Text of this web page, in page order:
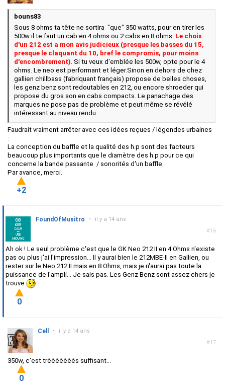
bouns83
Sous 8 ohms ta tête ne sortira "que" 350 watts, pour en tirer les
500w il te faut un cab en 4 ohms ou 2 cabs en 8 ohms. Le choix
d'un 212 est a mon avis judicieux (presque les basses du 15,
presque le claquant du 10, bref le compromis, pour moins
d'encombrement). Si tu veux d'emblée les 500w, opte pour le 4
ohms. Le neo est performant et léger.Sinon en dehors de chez
gallien chillbass (fabriquant français) propose de belles choses,
les genz benz sont redoutables en 212, ou encore shroeder qui
propose du gros son en cabs compacts. Le panachage des
marques ne pose pas de problème et peut même se révélé
intéressant au niveau rendu.
Faudrait vraiment arrêter avec ces idées reçues / légendes urbaines
:
La conception du baffle et la qualité des h.p sont des facteurs
beaucoup plus importants que le diamètre des h.p pour ce qui
concerne la bande passante / sonorités d'un baffle.
Par avance, merci.
+2
#16
FoundOfMusitro • il y a 14 ans
Ah ok ! Le seul problème c'est que le GK Neo 212 II en 4 Ohms n'existe
pas ou plus j'ai l'impression... Il y aurai bien le 212MBE-II en Gallien, ou
rester sur le Neo 212 II mais en 8 Ohms, mais je n'aurai pas toute la
puissance de l'ampli... Je sais pas. Les Genz Benz sont assez chers je
trouve
0
#17
Cell • il y a 14 ans
350w, c'est trèèèèèèès suffisant...
0